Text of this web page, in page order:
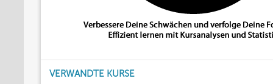
VERWANDTE KURSE